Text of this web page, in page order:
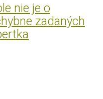
nie je o
zadaných